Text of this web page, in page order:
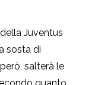
Juventus
sosta di
salterà le